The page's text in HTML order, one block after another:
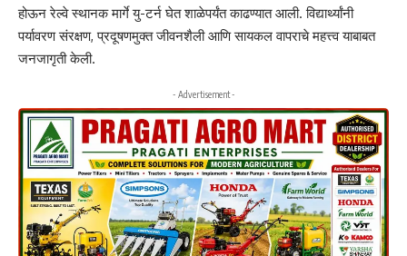
होऊन रेल्वे स्थानक मार्गे यु-टर्न घेत शाळेपर्यंत काढण्यात आली. विद्यार्थ्यांनी
पर्यावरण संरक्षण, प्रदूषणमुक्त जीवनशैली आणि सायकल वापराचे महत्त्व याबाबत
जनजागृती केली.
- Advertisement -